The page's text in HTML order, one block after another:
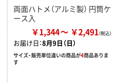
両面ハトメ（アルミ製） 円筒ケ
ース入
￥1,344 ￥2,491
お届け日：8月9日（日）
サイズ・販売単位違いの商品が4商品ありま
す